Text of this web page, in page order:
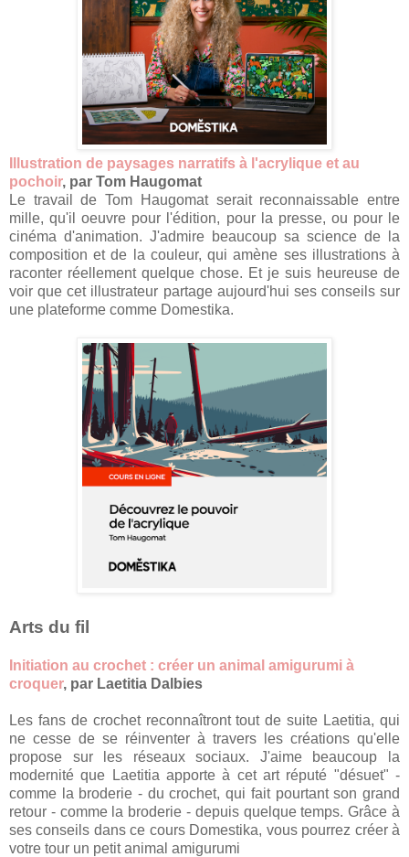
Illustration de paysages narratifs à l'acrylique et au
pochoir, par Tom Haugomat
Le travail de Tom Haugomat serait reconnaissable entre
mille, qu'il oeuvre pour l'édition, pour la presse, ou pour le
cinéma d'animation. J'admire beaucoup sa science de la
composition et de la couleur, qui amène ses illustrations à
raconter réellement quelque chose. Et je suis heureuse de
voir que cet illustrateur partage aujourd'hui ses conseils sur
une plateforme comme Domestika.
Arts du fil
Initiation au crochet : créer un animal amigurumi à
croquer, par Laetitia Dalbies
Les fans de crochet reconnaîtront tout de suite Laetitia, qui
ne cesse de se réinventer à travers les créations qu'elle
propose sur les réseaux sociaux. J'aime beaucoup la
modernité que Laetitia apporte à cet art réputé "désuet" -
comme la broderie - du crochet, qui fait pourtant son grand
retour - comme la broderie - depuis quelque temps. Grâce à
ses conseils dans ce cours Domestika, vous pourrez créer à
votre tour un petit animal amigurumi